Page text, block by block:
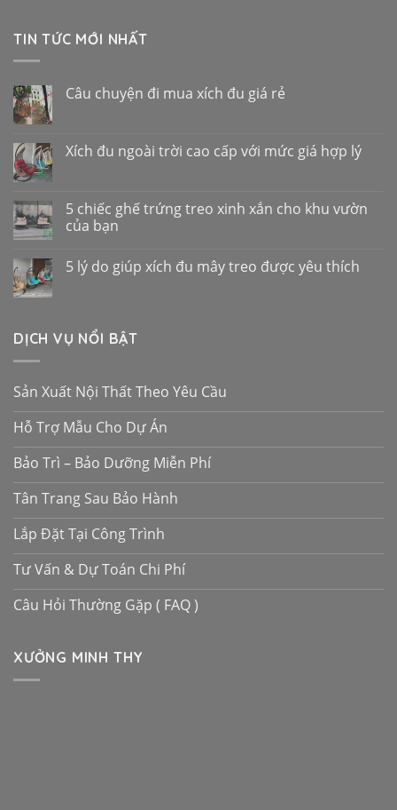
TIN TỨC MỚI NHẤT
Câu chuyện đi mua xích đu giá rẻ
Xích đu ngoài trời cao cấp với mức giá hợp lý
5 chiếc ghế trứng treo xinh xắn cho khu vườn
của bạn
5 lý do giúp xích đu mây treo được yêu thích
DỊCH VỤ NỔI BẬT
Sản Xuất Nội Thất Theo Yêu Cầu
Hỗ Trợ Mẫu Cho Dự Án
Bảo Trì – Bảo Dưỡng Miễn Phí
Tân Trang Sau Bảo Hành
Lắp Đặt Tại Công Trình
Tư Vấn & Dự Toán Chi Phí
Câu Hỏi Thường Gặp ( FAQ )
XƯỞNG MINH THY